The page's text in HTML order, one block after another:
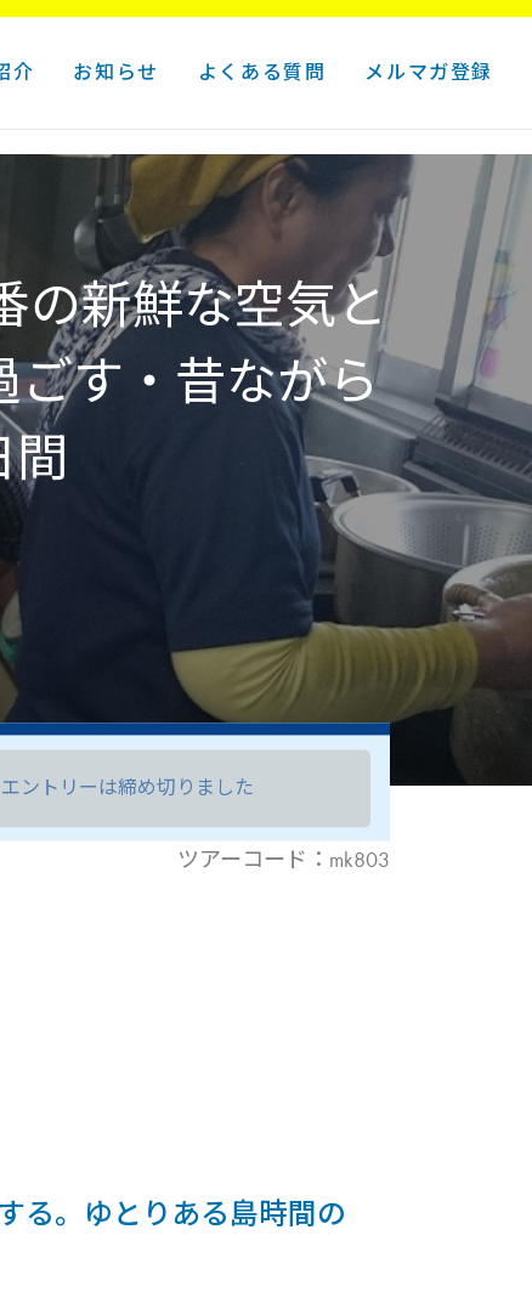
介 お知らせ よくある質問 メルマガ登録
の新鮮な空気と
ごす・昔ながら
間
エントリーは締め切りました
ツアーコード：mk803
る。ゆとりある島時間の